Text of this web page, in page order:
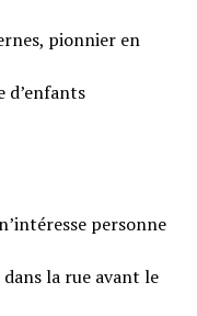
pionnier en
d’enfants
personne
la rue avant le